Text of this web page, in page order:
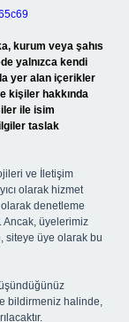
kurum veya şahıs
yalnızca kendi
yer alan içerikler
kişiler hakkında
ile isim
taslak
ve İletişim
olarak hizmet
denetleme
Ancak, üyelerimiz
siteye üye olarak bu
bildirmeniz halinde,